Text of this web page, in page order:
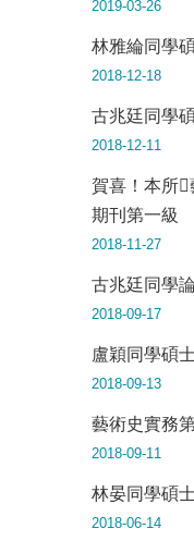
2019-03-26
林雅綸同學
2018-12-18
古兆廷同學
2018-12-11
賀喜！本所
期刊第一級
2018-11-27
古兆廷同學
2018-09-17
盧穎同學碩
2018-09-13
藝術史實務
2018-09-11
林晏同學碩
2018-06-14